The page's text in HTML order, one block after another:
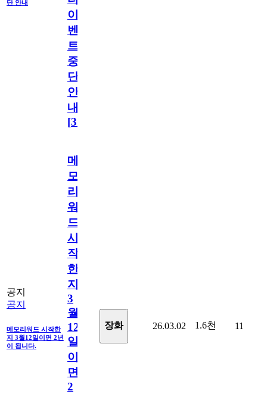
단 안내
이
벤
트
중
단
안
내
[31
공지
공지
메모리워드 시작한
지 3월12일이면 2년
이 됩니다.
메
모
리
워
드
시
작
한
지
3
월
12
일
이
면
2
장화 26.03.02 1.6천 11